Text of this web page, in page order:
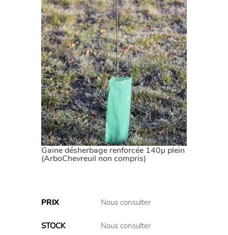
Gaine désherbage renforcée 140µ plein
(ArboChevreuil non compris)
PRIX Nous consulter
STOCK Nous consulter